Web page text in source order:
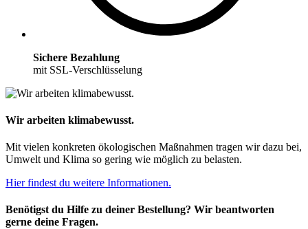
Sichere Bezahlung
mit SSL-Verschlüsselung
Wir arbeiten klimabewusst.
Mit vielen konkreten ökologischen Maßnahmen tragen wir dazu bei,
Umwelt und Klima so gering wie möglich zu belasten.
Hier findest du weitere Informationen.
Benötigst du Hilfe zu deiner Bestellung? Wir beantworten
gerne deine Fragen.